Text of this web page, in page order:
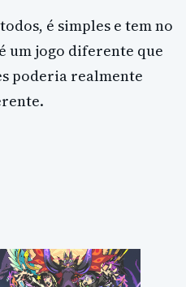
é simples e tem no
um jogo diferente que
poderia realmente